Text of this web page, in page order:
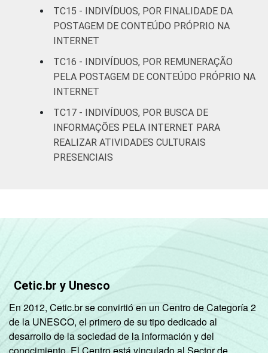
Mais de 3
37
Mais de 5
SM até 10
47
Mais de 10
SM
50
CLASSE
B 46
C 22
TC15 - INDIVÍDUOS, POR FINALIDADE DA
POSTAGEM DE CONTEÚDO PRÓPRIO NA
INTERNET
TC16 - INDIVÍDUOS, POR REMUNERAÇÃO
PELA POSTAGEM DE CONTEÚDO PRÓPRIO NA
INTERNET
TC17 - INDIVÍDUOS, POR BUSCA DE
INFORMAÇÕES PELA INTERNET PARA
REALIZAR ATIVIDADES CULTURAIS
PRESENCIAIS
Cetic.br y Unesco
En 2012, Cetic.br se convirtió en un Centro de Categoría 2
de la UNESCO, el primero de su tipo dedicado al
desarrollo de la sociedad de la información y del